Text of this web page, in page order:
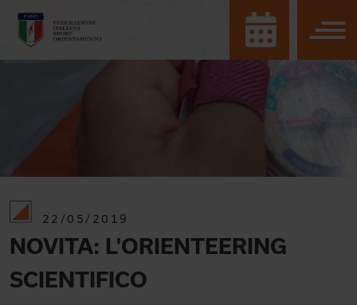
22/05/2019
NOVITA: L'ORIENTEERING
SCIENTIFICO